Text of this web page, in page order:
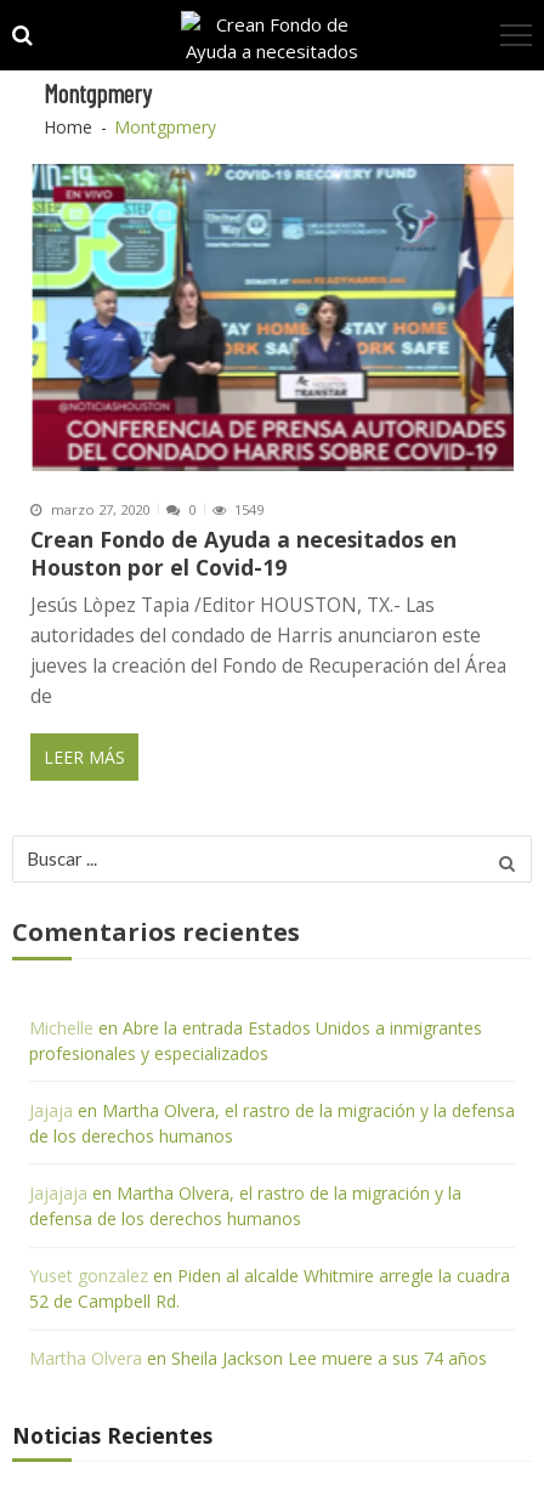
to
navigation
to
content
Montgpmery
Home Montgpmery
marzo 27, 2020 0 1549
Crean Fondo de Ayuda a necesitados en
Houston por el Covid-19
Jesús Lòpez Tapia /Editor HOUSTON, TX.- Las
autoridades del condado de Harris anunciaron este
jueves la creación del Fondo de Recuperación del Área
de
LEER MÁS
Buscar
por:
Comentarios recientes
Michelle en Abre la entrada Estados Unidos a inmigrantes
profesionales y especializados
Jajaja en Martha Olvera, el rastro de la migración y la defensa
de los derechos humanos
Jajajaja en Martha Olvera, el rastro de la migración y la
defensa de los derechos humanos
Yuset gonzalez en Piden al alcalde Whitmire arregle la cuadra
52 de Campbell Rd.
Martha Olvera en Sheila Jackson Lee muere a sus 74 años
Noticias Recientes